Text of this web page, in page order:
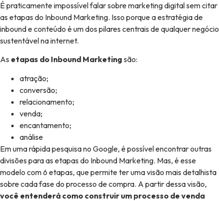
É praticamente impossível falar sobre marketing digital sem citar
as etapas do Inbound Marketing. Isso porque a estratégia de
inbound e conteúdo é um dos pilares centrais de qualquer negócio
sustentável na internet.
As etapas do Inbound Marketing são:
atração;
conversão;
relacionamento;
venda;
encantamento;
análise
Em uma rápida pesquisa no Google, é possível encontrar outras
divisões para as etapas do Inbound Marketing. Mas, é esse
modelo com 6 etapas, que permite ter uma visão mais detalhista
sobre cada fase do processo de compra. A partir dessa visão,
você entenderá como construir um processo de venda